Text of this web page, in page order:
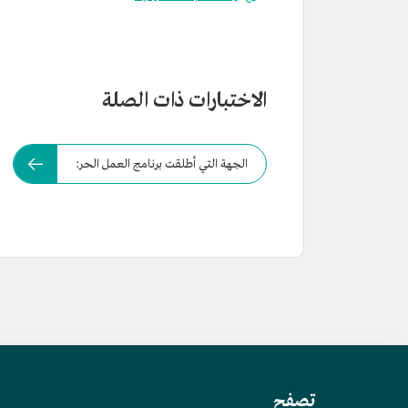
الاختبارات ذات الصلة
الجهة التي أطلقت برنامج العمل الحر:
تصفح